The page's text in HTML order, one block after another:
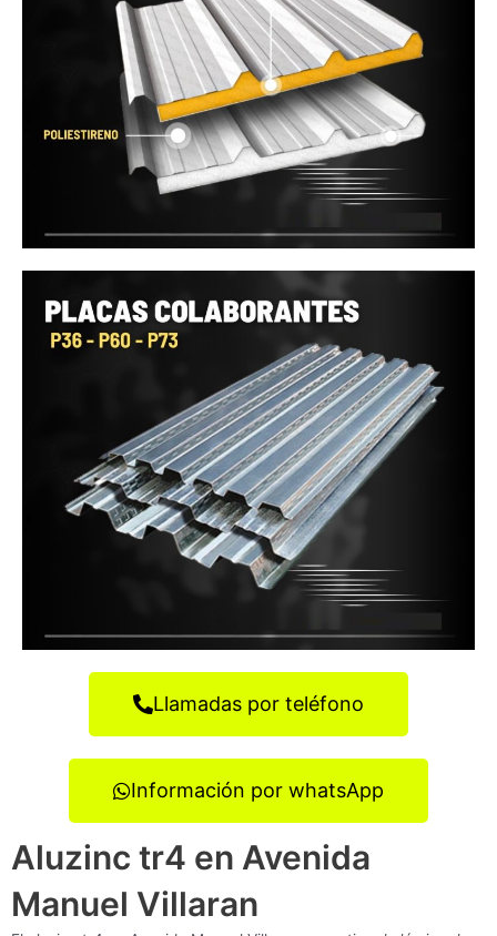
Llamadas por teléfono
Información por whatsApp
Aluzinc tr4 en Avenida
Manuel Villaran